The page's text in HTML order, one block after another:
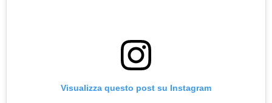
Visualizza questo post su Instagram